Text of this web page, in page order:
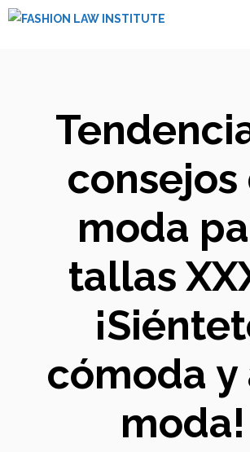
Saltar
consejos
moda
tallas
cómoda y
moda!